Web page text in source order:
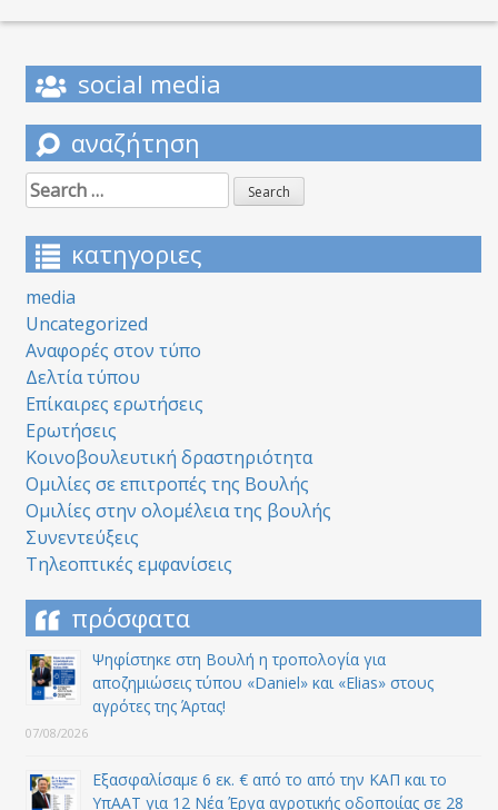
social media
αναζήτηση
Search
for:
κατηγοριες
media
Uncategorized
Αναφορές στον τύπο
Δελτία τύπου
Επίκαιρες ερωτήσεις
Ερωτήσεις
Κοινοβουλευτική δραστηριότητα
Ομιλίες σε επιτροπές της Βουλής
Ομιλίες στην ολομέλεια της βουλής
Συνεντεύξεις
Τηλεοπτικές εμφανίσεις
πρόσφατα
Ψηφίστηκε στη Βουλή η τροπολογία για
αποζημιώσεις τύπου «Daniel» και «Elias» στους
αγρότες της Άρτας!
07/08/2026
Εξασφαλίσαμε 6 εκ. € από το από την ΚΑΠ και το
ΥπΑΑΤ για 12 Nέα Έργα αγροτικής οδοποιίας σε 28